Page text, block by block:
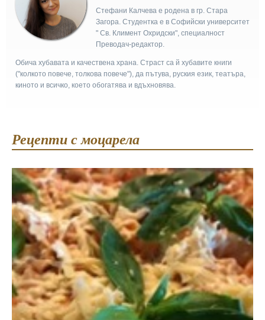
Стефани Калчева е родена в гр. Стара
Загора. Студентка е в Софийски университет
" Св. Климент Охридски", специалност
Преводач-редактор.
Обича хубавата и качествена храна. Страст са й хубавите книги
("колкото повече, толкова повече"), да пътува, руския език, театъра,
киното и всичко, което обогатява и вдъхновява.
Рецепти с моцарела